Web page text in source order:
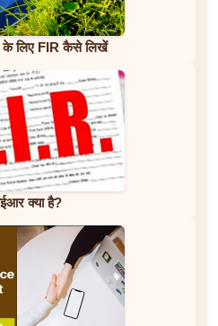
के लिए FIR कैसे लिखें
क्या है?